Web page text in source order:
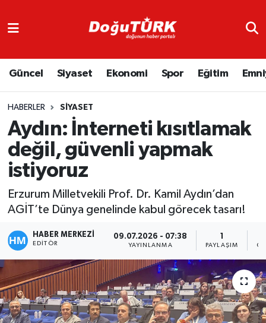
Güncel Siyaset Ekonomi Spor Eğitim
HABERLER SIYASET
Aydın: İnterneti kısıtlamak
değil, güvenli yapmak
istiyoruz
Erzurum Milletvekili Prof. Dr. Kamil Aydın’dan
AGİT’te Dünya genelinde kabul görecek tasarı!
HABER MERKEZİ
EDITÖR
09.07.2026 - 07:38
YAYINLANMA
1
PAYLAŞIM
Asayiş
Bölge
Eğitim
Ekonomi
Emniyet
KÜLTÜR-SANAT
Magazin
Trafik Durumu
Süper Lig Puan Durumu ve Fikstür
Tüm Manşetler
Son Dakika Haberleri
Haber Arşivi